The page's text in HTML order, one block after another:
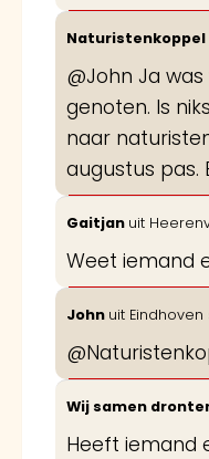
Naturistenkoppel
@John Ja
genoten. Is
naar
augustus pas.
Gaitjan uit
Weet iemand
John uit Eindhoven
Wij samen
Heeft iemand